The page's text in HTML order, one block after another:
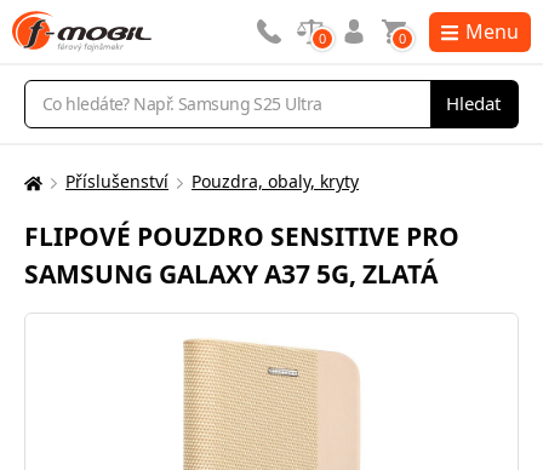
Vyhledávání
Hledat
0 0 Menu
Zde
nacházíte:
Příslušenství Pouzdra, obaly, kryty
FLIPOVÉ POUZDRO SENSITIVE PRO
SAMSUNG GALAXY A37 5G, ZLATÁ